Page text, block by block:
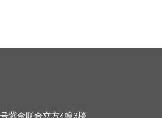
紫金联合立方4幢3楼